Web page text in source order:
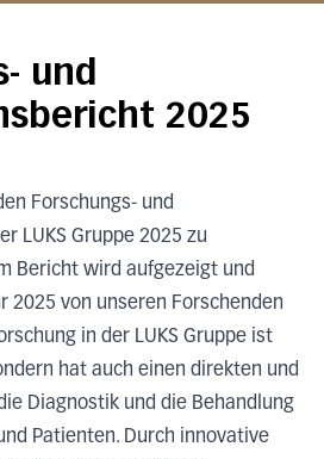
und
2025
Forschungs- und
LUKS Gruppe 2025 zu
Bericht wird aufgezeigt und
2025 von unseren Forschenden
in der LUKS Gruppe ist
hat auch einen direkten und
Diagnostik und die Behandlung
Patienten. Durch innovative